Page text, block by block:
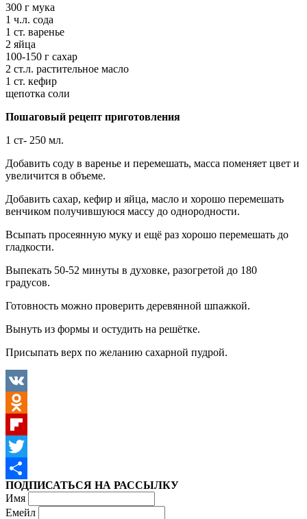
300 г мука
1 ч.л. сода
1 ст. варенье
2 яйца
100-150 г сахар
2 ст.л. растительное масло
1 ст. кефир
щепотка соли
Пошаговый рецепт приготовления
1 ст- 250 мл.
Добавить соду в варенье и перемешать, масса поменяет цвет и
увеличится в объеме.
Добавить сахар, кефир и яйца, масло и хорошо перемешать
венчиком получившуюся массу до однородности.
Всыпать просеянную муку и ещё раз хорошо перемешать до
гладкости.
Выпекать 50-52 минуты в духовке, разогретой до 180
градусов.
Готовность можно проверить деревянной шпажкой.
Вынуть из формы и остудить на решётке.
Присыпать верх по желанию сахарной пудрой.
VK
Odnoklassniki
Flipboard
Twitter
Отправить
ПОДПИСАТЬСЯ НА РАССЫЛКУ
Имя
Емейл